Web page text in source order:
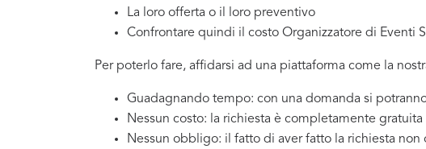
La loro offerta o il loro preventivo
Confrontare quindi il costo Organizzatore di Eventi
Per poterlo fare, affidarsi ad una piattaforma come la
Guadagnando tempo: con una domanda si
Nessun costo: la richiesta è completamente gratuita
Nessun obbligo: il fatto di aver fatto la richiesta